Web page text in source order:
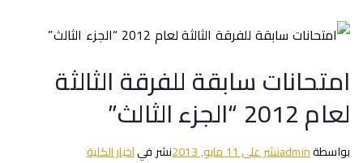
امتحانات سابقة للفرقة الثالثة
لعام 2012 “الجزء الثالث”
بواسطةadminنشر على11 مايو, 2013 نشر فياخبار الكلية